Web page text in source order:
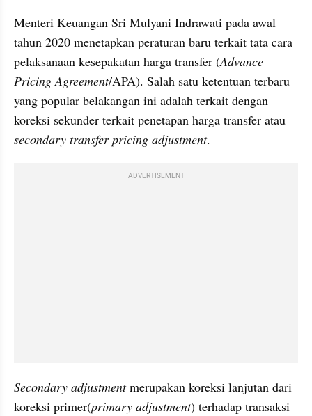
Menteri Keuangan Sri Mulyani Indrawati pada awal
tahun 2020 menetapkan peraturan baru terkait tata cara
pelaksanaan kesepakatan harga transfer (Advance
Pricing Agreement/APA). Salah satu ketentuan terbaru
yang popular belakangan ini adalah terkait dengan
koreksi sekunder terkait penetapan harga transfer atau
secondary transfer pricing adjustment.
ADVERTISEMENT
Secondary adjustment merupakan koreksi lanjutan dari
koreksi primer(primary adjustment) terhadap transaksi